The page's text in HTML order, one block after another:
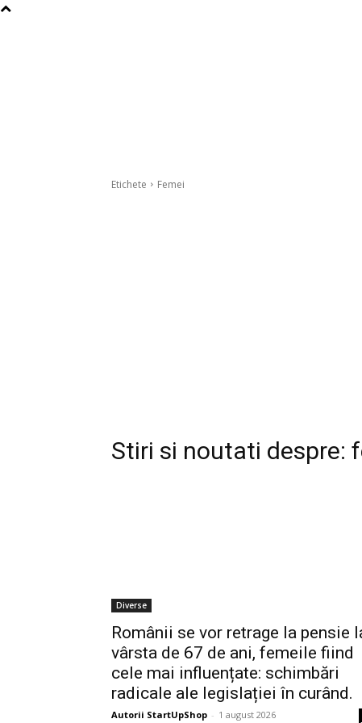
Etichete Femei
Stiri si noutati despre:
Diverse
Românii se vor retrage la pensie
vârsta de 67 de ani, femeile fiind
cele mai influențate: schimbări
radicale ale legislației în curând.
Autorii StartUpShop - 1 august 2026